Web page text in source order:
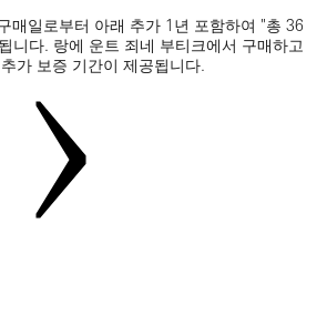
매일로부터 아래 추가 1년 포함하여 "총 36
니다. 랑에 운트 죄네 부티크에서 구매하고
가 보증 기간이 제공됩니다.